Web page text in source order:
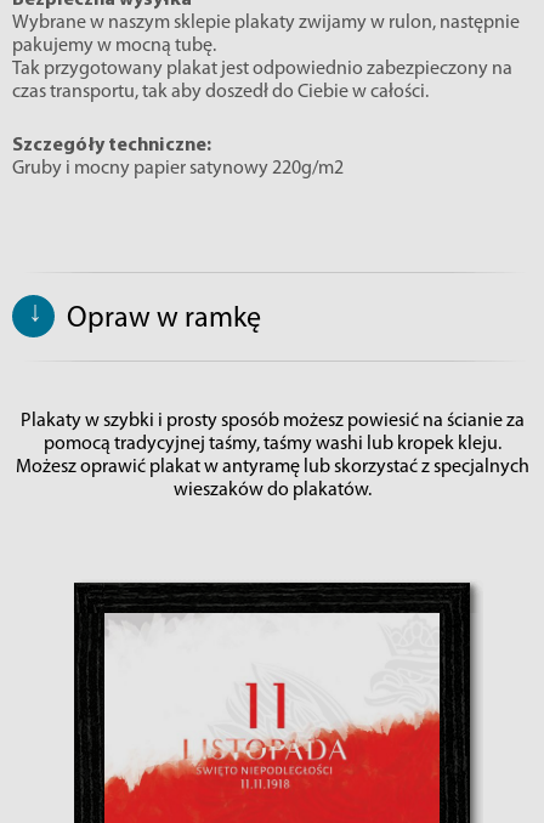
Wybrane w naszym sklepie plakaty zwijamy w rulon, następnie
pakujemy w mocną tubę.
Tak przygotowany plakat jest odpowiednio zabezpieczony na
czas transportu, tak aby doszedł do Ciebie w całości.
Szczegóły techniczne:
Gruby i mocny papier satynowy 220g/m2
↓ Opraw w ramkę
Plakaty w szybki i prosty sposób możesz powiesić na ścianie za
pomocą tradycyjnej taśmy, taśmy washi lub kropek kleju.
Możesz oprawić plakat w antyramę lub skorzystać z specjalnych
wieszaków do plakatów.